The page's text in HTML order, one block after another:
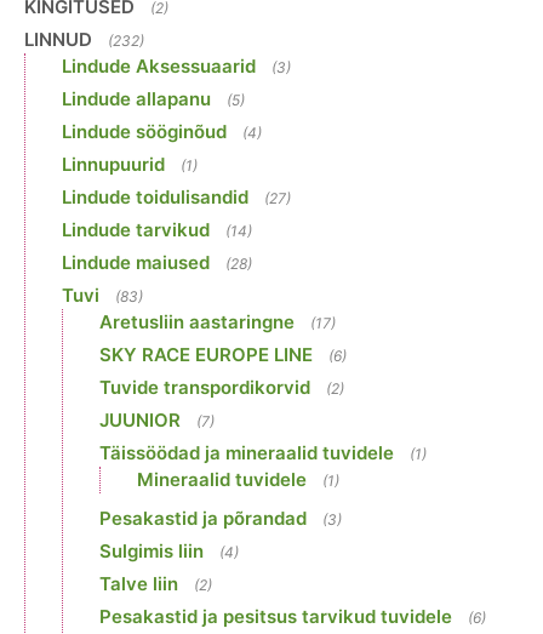
KINGITUSED (2)
LINNUD (232)
Lindude Aksessuaarid (3)
Lindude allapanu (5)
Lindude sööginõud (4)
Linnupuurid (1)
Lindude toidulisandid (27)
Lindude tarvikud (14)
Lindude maiused (28)
Tuvi (83)
Aretusliin aastaringne (17)
SKY RACE EUROPE LINE (6)
Tuvide transpordikorvid (2)
JUUNIOR (7)
Täissöödad ja mineraalid tuvidele (1)
Mineraalid tuvidele (1)
Pesakastid ja põrandad (3)
Sulgimis liin (4)
Talve liin (2)
Pesakastid ja pesitsus tarvikud tuvidele (6)